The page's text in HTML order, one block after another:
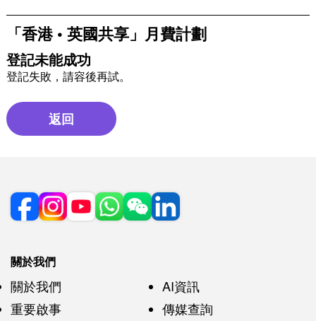
「香港 • 英國共享」月費計劃
登記未能成功
登記失敗，請容後再試。
返回
關於我們
關於我們
AI資訊
重要啟事
傳媒查詢